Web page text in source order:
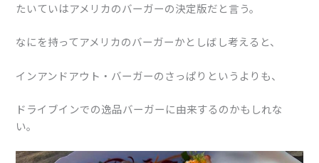
たいていはアメリカのバーガーの決定版だと言う。
なにを持ってアメリカのバーガーかとしばし考えると、
インアンドアウト・バーガーのさっぱりというよりも、
ドライブインでの逸品バーガーに由来するのかもしれな
い。